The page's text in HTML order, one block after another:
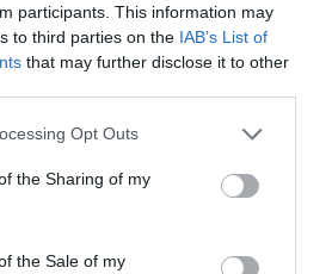
participants. This information may
to third parties on the IAB’s List of
that may further disclose it to other
Opt Outs
the Sharing of my
the Sale of my
COF de Madrid solicita que la
de farmacia dispense
DH que no requieran
Noticias y novedades
El presidente del Colegio Oficial de
curso de formación «Los medicamentos